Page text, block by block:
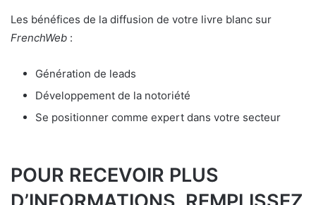
Les bénéfices de la diffusion de votre livre blanc sur
FrenchWeb :
Génération de leads
Développement de la notoriété
Se positionner comme expert dans votre secteur
POUR RECEVOIR PLUS